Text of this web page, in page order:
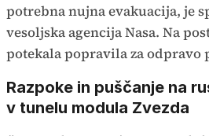
potrebna nujna evakuacija, je
vesoljska agencija Nasa. Na
potekala popravila za odpravo
Razpoke in puščanje na
v tunelu modula Zvezda